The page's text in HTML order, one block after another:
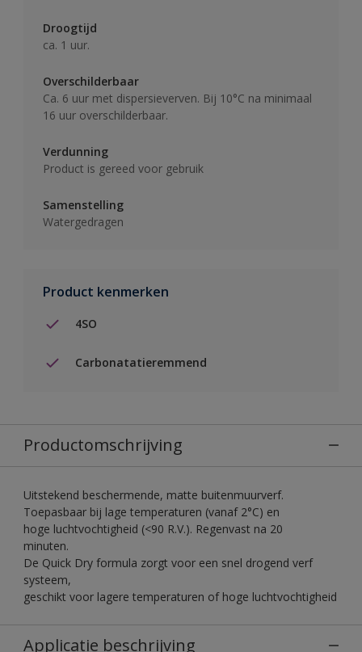
Droogtijd
ca. 1 uur.
Overschilderbaar
Ca. 6 uur met dispersieverven. Bij 10°C na minimaal
16 uur overschilderbaar.
Verdunning
Product is gereed voor gebruik
Samenstelling
Watergedragen
Product kenmerken
4SO
Carbonatatieremmend
Productomschrijving
Uitstekend beschermende, matte buitenmuurverf.
Toepasbaar bij lage temperaturen (vanaf 2°C) en
hoge luchtvochtigheid (<90 R.V.). Regenvast na 20
minuten.
De Quick Dry formula zorgt voor een snel drogend verf
systeem,
geschikt voor lagere temperaturen of hoge luchtvochtigheid
Applicatie beschrijving